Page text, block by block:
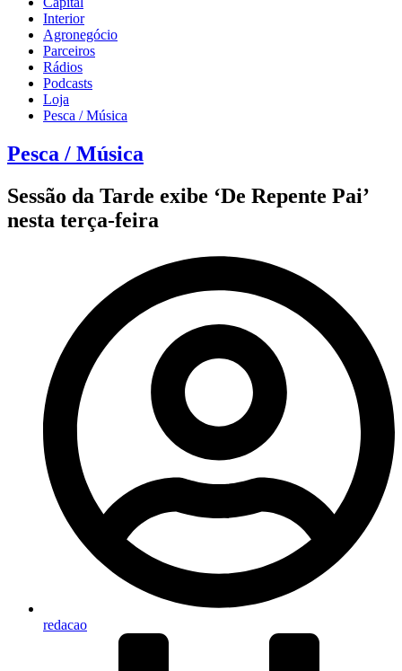
Interior
Agronegócio
Parceiros
Rádios
Podcasts
Loja
Pesca / Música
Pesca / Música
Sessão da Tarde exibe ‘De Repente Pai’
nesta terça-feira
redacao